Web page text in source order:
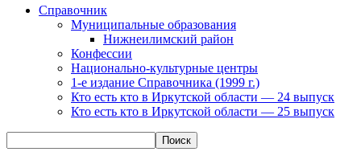
Справочник
Муниципальные образования
Нижнеилимский район
Конфессии
Национально-культурные центры
1-е издание Справочника (1999 г.)
Кто есть кто в Иркутской области — 24 выпуск
Кто есть кто в Иркутской области — 25 выпуск